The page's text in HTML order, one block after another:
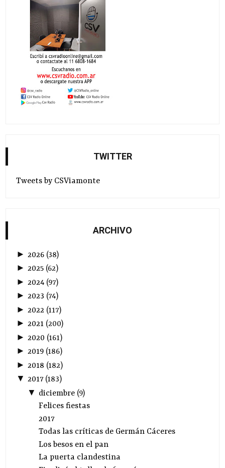
TWITTER
Tweets by CSViamonte
ARCHIVO
► 2026 (38)
►2025 (62)
► 2024 (97)
►2023 (74)
► 2022 (117)
►2021 (200)
► 2020 (161)
►2019 (186)
► 2018 (182)
▼2017(183)
▼ diciembre(9)
Felices fiestas
2017
Todas las críticas de Germán Cáceres
Los besos en el pan
La puerta clandestina